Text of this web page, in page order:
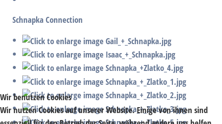
Schnapka Connection
Wir benutzen Cookies
Wir nutzen Cookies auf unserer Website. Einige von ihnen sind